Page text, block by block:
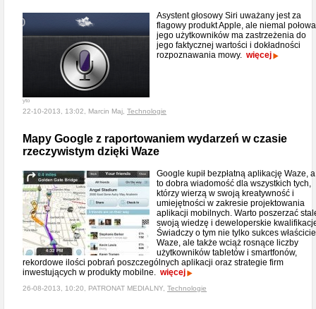
yto
Asystent głosowy Siri uważany jest za
flagowy produkt Apple, ale niemal połowa
jego użytkowników ma zastrzeżenia do
jego faktycznej wartości i dokładności
rozpoznawania mowy. więcej
22-10-2013, 13:02, Marcin Maj, Technologie
Mapy Google z raportowaniem wydarzeń w czasie
rzeczywistym dzięki Waze
Google kupił bezpłatną aplikację Waze, a
to dobra wiadomość dla wszystkich tych,
którzy wierzą w swoją kreatywność i
umiejętności w zakresie projektowania
aplikacji mobilnych. Warto poszerzać
swoją wiedzę i deweloperskie
Świadczy o tym nie tylko sukces
Waze, ale także wciąż rosnące liczby
użytkowników tabletów i smartfonów,
rekordowe ilości pobrań poszczególnych aplikacji oraz strategie firm
inwestujących w produkty mobilne. więcej
26-08-2013, 10:20, PATRONAT MEDIALNY, Technologie